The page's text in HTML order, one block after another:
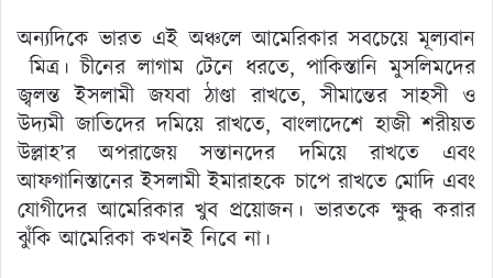
অন্যদিকে ভারত এই অঞ্চলে আমেরিকার সবচেয়ে মূল্যবান
মিত্র। চীনের লাগাম টেনে ধরতে, পাকিস্তানি মুসলিমদের
জ্বলন্ত ইসলামী জযবা ঠাণ্ডা রাখতে, সীমান্তের সাহসী ও
উদ্যমী জাতিদের দমিয়ে রাখতে, বাংলাদেশে হাজী শরীয়ত
উল্লাহ’র অপরাজেয় সন্তানদের দমিয়ে রাখতে এবং
আফগানিস্তানের ইসলামী ইমারাহকে চাপে রাখতে মোদি এবং
যোগীদের আমেরিকার খুব প্রয়োজন। ভারতকে ক্ষুব্ধ করার
ঝুঁকি আমেরিকা কখনই নিবে না।